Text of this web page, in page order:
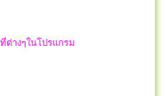
ต่างๆในโปรแกรม